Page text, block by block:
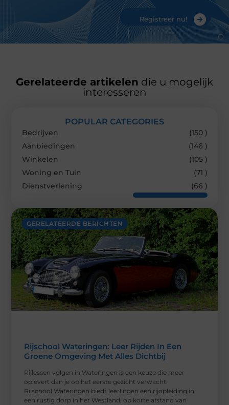
Registreer nu!
Gerelateerde artikelen die u mogelijk
interesseren
GERELATEERDE BERICHTEN
Rijschool Wateringen: Leer Rijden In Een
Groene Omgeving Met Alles Dichtbij
Rijlessen volgen in Wateringen is een keuze die meer
oplevert dan je op het eerste gezicht verwacht.
Rijschool Wateringen biedt leerlingen een rijopleiding in
een rustig dorp in het Westland, op korte afstand van
POPULAR CATEGORIES
Bedrijven
(150 )
Aanbiedingen
(146 )
Winkelen
(105 )
Woning en Tuin
(71 )
Dienstverlening
(66 )